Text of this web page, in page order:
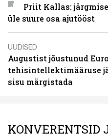
Priit Kallas:
üle suure osa ajutööst
UUDISED
Augustist jõustunud
tehisintellektimääruse
sisu märgistada
KONVERENTSID